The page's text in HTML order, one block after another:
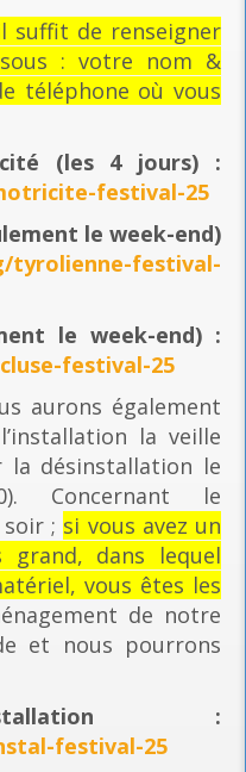
suffit de renseigner
: votre nom &
téléphone où vous
(les 4 jours) :
festival-25
le week-end)
tyrolienne-festival-
le week-end) :
festival-25
aurons également
la veille
la désinstallation le
Concernant le
; si vous avez un
grand, dans lequel
vous êtes les
de notre
et nous pourrons
:
festival-25